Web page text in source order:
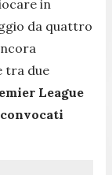
in
da quattro
tra due
League
convocati